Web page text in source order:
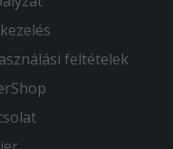
körettel,
A 2feltételek